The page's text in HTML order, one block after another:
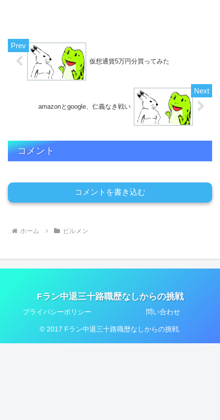
仮想通貨5万円分買ってみた
amazonとgoogle、仁義なき戦い
コメント
コメントを書き込む
ホーム ビルメン
Fラン中退三十路職歴なしからの挑戦
プライバシーポリシー 問い合わせ
© 2017 Fラン中退三十路職歴なしからの挑戦.